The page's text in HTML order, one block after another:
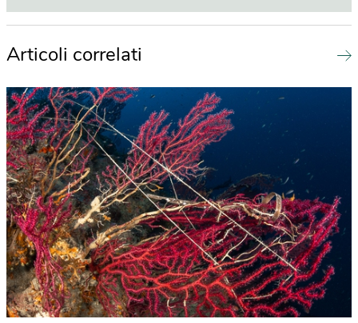
Articoli correlati